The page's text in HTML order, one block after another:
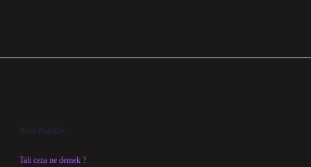
Son Yazılar
Tali ceza ne demek ?